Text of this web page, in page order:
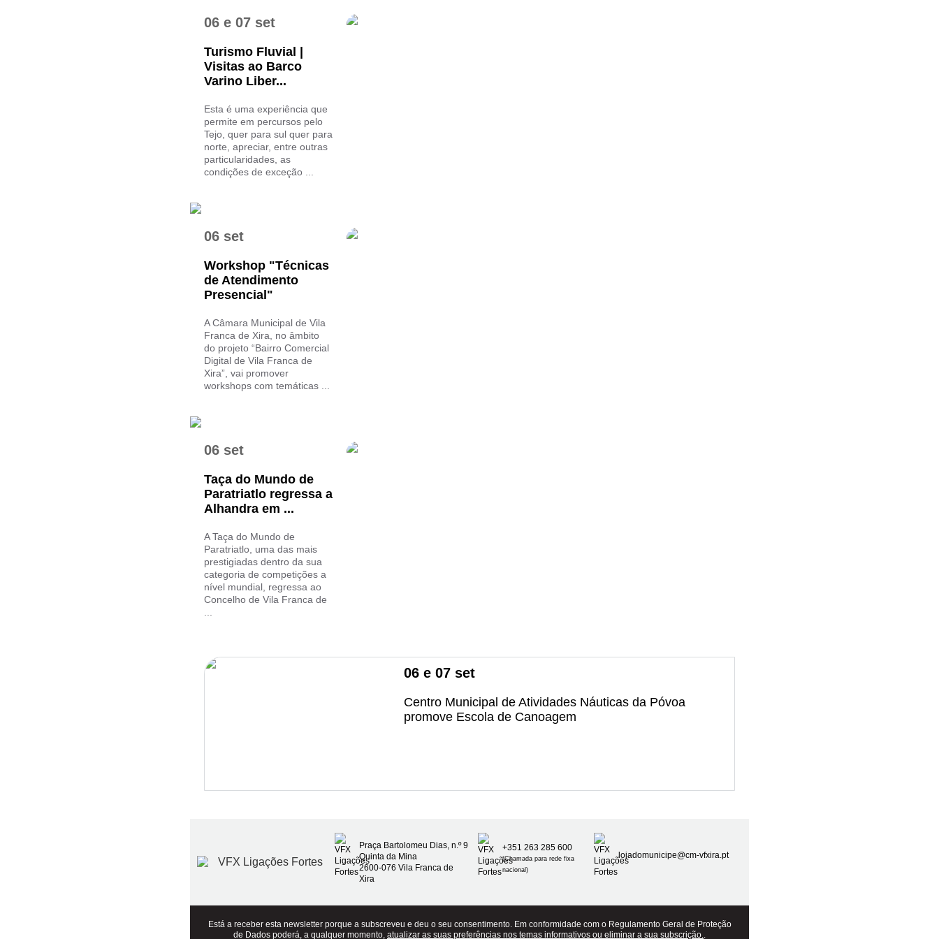
06 e 07 set
Turismo Fluvial |
Visitas ao Barco
Varino Liber...
Esta é uma experiência que
permite em percursos pelo
Tejo, quer para sul quer para
norte, apreciar, entre outras
particularidades, as
condições de exceção ...
06 set
Workshop "Técnicas
de Atendimento
Presencial"
A Câmara Municipal de Vila
Franca de Xira, no âmbito
do projeto “Bairro Comercial
Digital de Vila Franca de
Xira”, vai promover
workshops com temáticas ...
06 set
Taça do Mundo de
Paratriatlo regressa a
Alhandra em ...
A Taça do Mundo de
Paratriatlo, uma das mais
prestigiadas dentro da sua
categoria de competições a
nível mundial, regressa ao
Concelho de Vila Franca de
06 e 07 set
Centro Municipal de Atividades Náuticas da Póvoa
promove Escola de Canoagem
Praça Bartolomeu Dias, n.º 9
Quinta da Mina
2600-076 Vila Franca de
Xira
+351 263 285 600
(Chamada para rede fixa
nacional)
lojadomunicipe@cm-vfxira.pt
Está a receber esta newsletter porque a subscreveu e deu o seu consentimento. Em conformidade com o Regulamento Geral de Proteção
de Dados poderá, a qualquer momento, atualizar as suas preferências nos temas informativos ou eliminar a sua subscrição..